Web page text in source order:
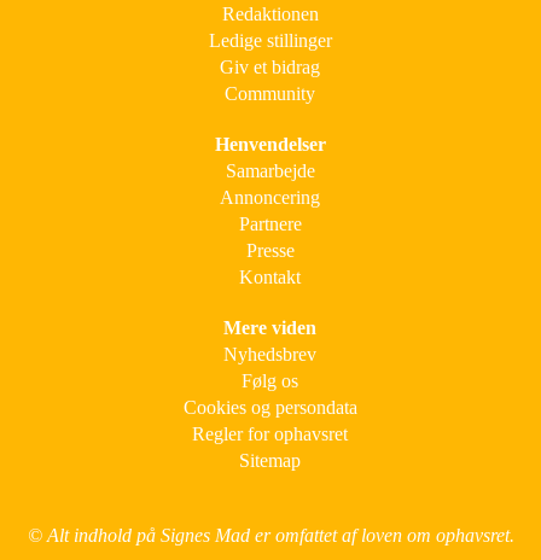
Redaktionen
Ledige stillinger
Giv et bidrag
Community
Henvendelser
Samarbejde
Annoncering
Partnere
Presse
Kontakt
Mere viden
Nyhedsbrev
Følg os
Cookies og persondata
Regler for ophavsret
Sitemap
© Alt indhold på Signes Mad er omfattet af loven om ophavsret.